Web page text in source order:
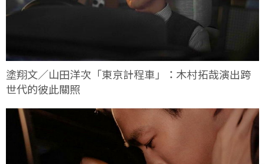
塗翔文／山田洋次「東京計程車」：木村拓哉演出跨
世代的彼此關照